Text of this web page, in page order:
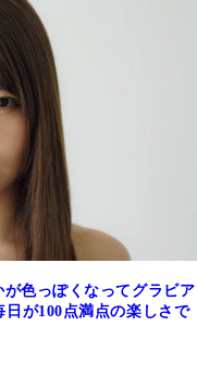
色っぽくなってグラビア
が100点満点の楽しさで